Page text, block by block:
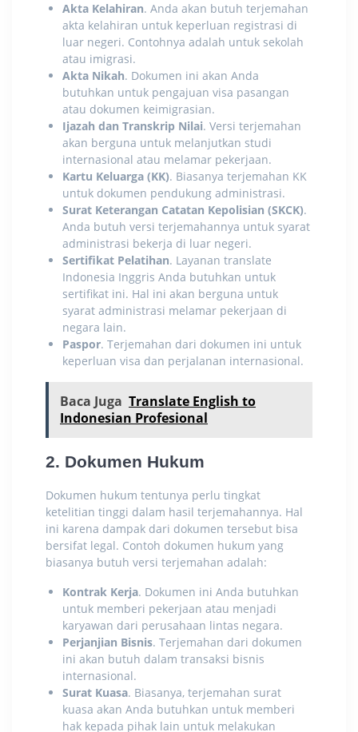
Akta Kelahiran. Anda akan butuh terjemahan
akta kelahiran untuk keperluan registrasi di
luar negeri. Contohnya adalah untuk sekolah
atau imigrasi.
Akta Nikah. Dokumen ini akan Anda
butuhkan untuk pengajuan visa pasangan
atau dokumen keimigrasian.
Ijazah dan Transkrip Nilai. Versi terjemahan
akan berguna untuk melanjutkan studi
internasional atau melamar pekerjaan.
Kartu Keluarga (KK). Biasanya terjemahan KK
untuk dokumen pendukung administrasi.
Surat Keterangan Catatan Kepolisian (SKCK).
Anda butuh versi terjemahannya untuk syarat
administrasi bekerja di luar negeri.
Sertifikat Pelatihan. Layanan translate
Indonesia Inggris Anda butuhkan untuk
sertifikat ini. Hal ini akan berguna untuk
syarat administrasi melamar pekerjaan di
negara lain.
Paspor. Terjemahan dari dokumen ini untuk
keperluan visa dan perjalanan internasional.
Baca Juga Translate English to
Indonesian Profesional
2. Dokumen Hukum
Dokumen hukum tentunya perlu tingkat
ketelitian tinggi dalam hasil terjemahannya. Hal
ini karena dampak dari dokumen tersebut bisa
bersifat legal. Contoh dokumen hukum yang
biasanya butuh versi terjemahan adalah:
Kontrak Kerja. Dokumen ini Anda butuhkan
untuk memberi pekerjaan atau menjadi
karyawan dari perusahaan lintas negara.
Perjanjian Bisnis. Terjemahan dari dokumen
ini akan butuh dalam transaksi bisnis
internasional.
Surat Kuasa. Biasanya, terjemahan surat
kuasa akan Anda butuhkan untuk memberi
hak kepada pihak lain untuk melakukan